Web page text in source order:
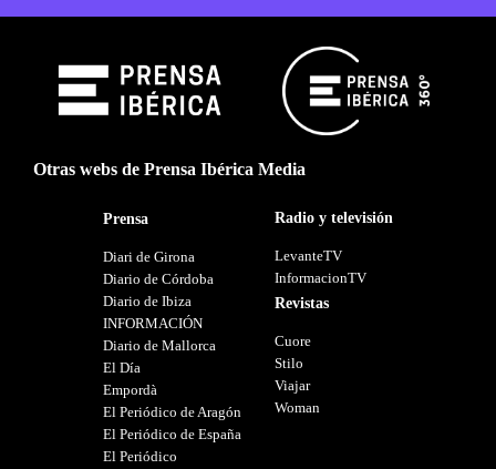
Otras webs de Prensa Ibérica Media
Prensa
Diari de Girona
Diario de Córdoba
Diario de Ibiza
INFORMACIÓN
Diario de Mallorca
El Día
Empordà
El Periódico de Aragón
El Periódico de España
El Periódico
Radio y televisión
LevanteTV
InformacionTV
Revistas
Cuore
Stilo
Viajar
Woman